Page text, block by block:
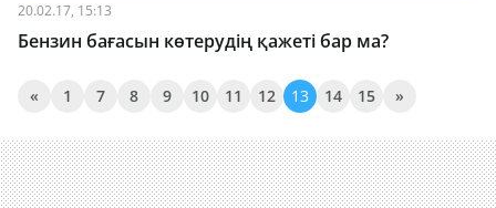
20.02.17, 15:13
Бензин бағасын көтерудің қажеті бар ма?
« 1 7 8 9 10 11 12 13 14 15 »